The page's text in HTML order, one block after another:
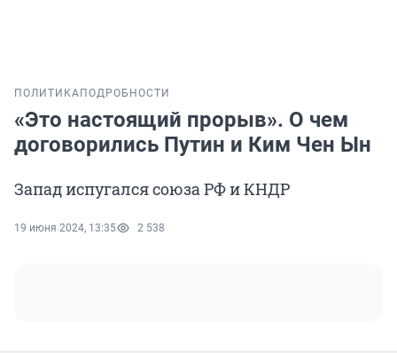
ПОЛИТИКА ПОДРОБНОСТИ
«Это настоящий прорыв». О чем
договорились Путин и Ким Чен Ын
Запад испугался союза РФ и КНДР
19 июня 2024, 13:35 2 538